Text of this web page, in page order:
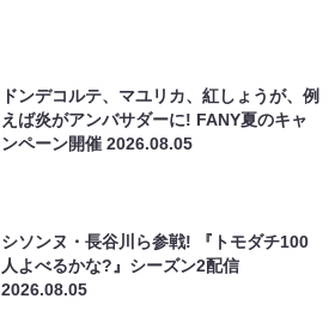
ドンデコルテ、マユリカ、紅しょうが、例
えば炎がアンバサダーに! FANY夏のキャ
ンペーン開催2026.08.05
シソンヌ・長谷川ら参戦! 『トモダチ100
人よべるかな?』シーズン2配信
2026.08.05